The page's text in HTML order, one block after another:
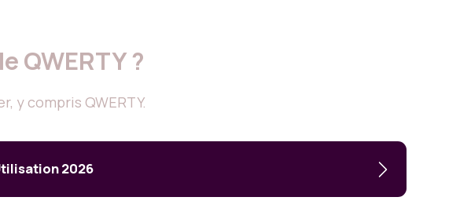
QWERTY ?
y compris QWERTY.
2026